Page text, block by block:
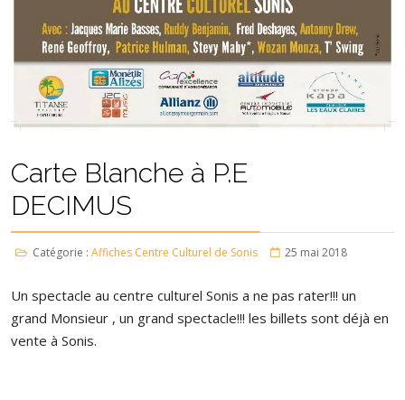
Carte Blanche à P.E
DECIMUS
Catégorie : Affiches Centre Culturel de Sonis 25 mai 2018
Un spectacle au centre culturel Sonis a ne pas rater!!! un
grand Monsieur , un grand spectacle!!! les billets sont déjà en
vente à Sonis.